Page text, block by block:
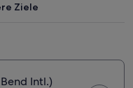
Ziele
Intl.)